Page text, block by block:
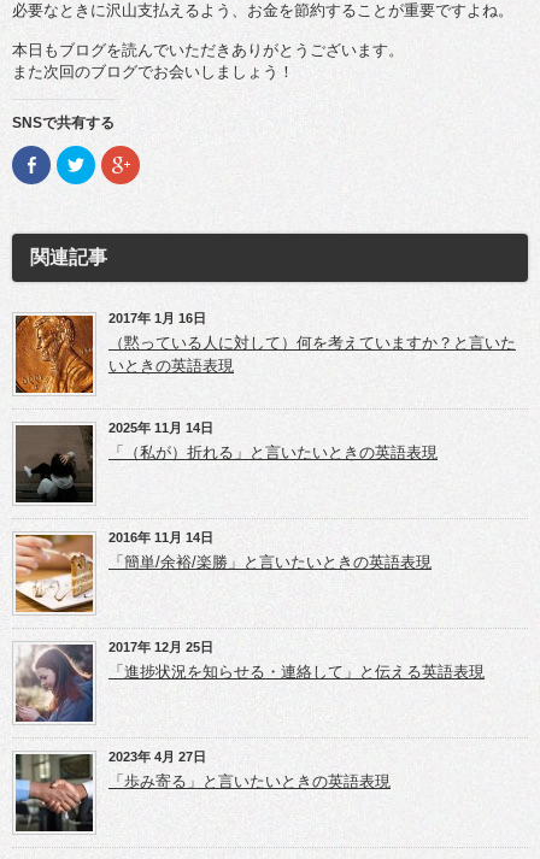
必要なときに沢山支払えるよう、お金を節約することが重要ですよね。
本日もブログを読んでいただきありがとうございます。
また次回のブログでお会いしましょう！
SNSで共有する
F
a
o
o
k
で
(新
し
い
ウ
ィ
ン
ド
ウ
開
き
ま
す)
ク
リ
て
T
w
i
e
r
で
共
有
(新
し
い
ウ
ィ
ン
ド
ウ
で
開
き
ま
す)
ク
リ
て
o
e
+
で
共
有
し
い
ウ
ィ
ン
開
き
ま
す)
関連記事
2017年 1月 16日
（黙っている人に対して）何を考えていますか？と言いた
いときの英語表現
2025年 11月 14日
「（私が）折れる」と言いたいときの英語表現
2016年 11月 14日
「簡単/余裕/楽勝」と言いたいときの英語表現
2017年 12月 25日
「進捗状況を知らせる・連絡して」と伝える英語表現
2023年 4月 27日
「歩み寄る」と言いたいときの英語表現